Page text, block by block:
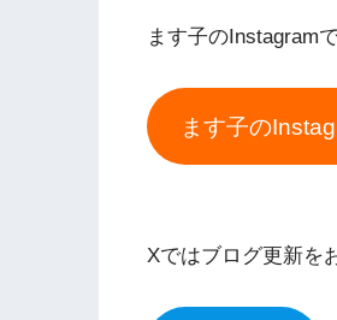
ます子のInstagram
ます子の
Xではブログ更新を